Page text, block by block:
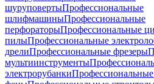
шуруповертыПрофессиональные
шлифмашиныПрофессиональные
перфораторыПрофессиональные
пилыПрофессиональные
дрелиПрофессиональные фрезеры
мультиинструменты
электрорубанки